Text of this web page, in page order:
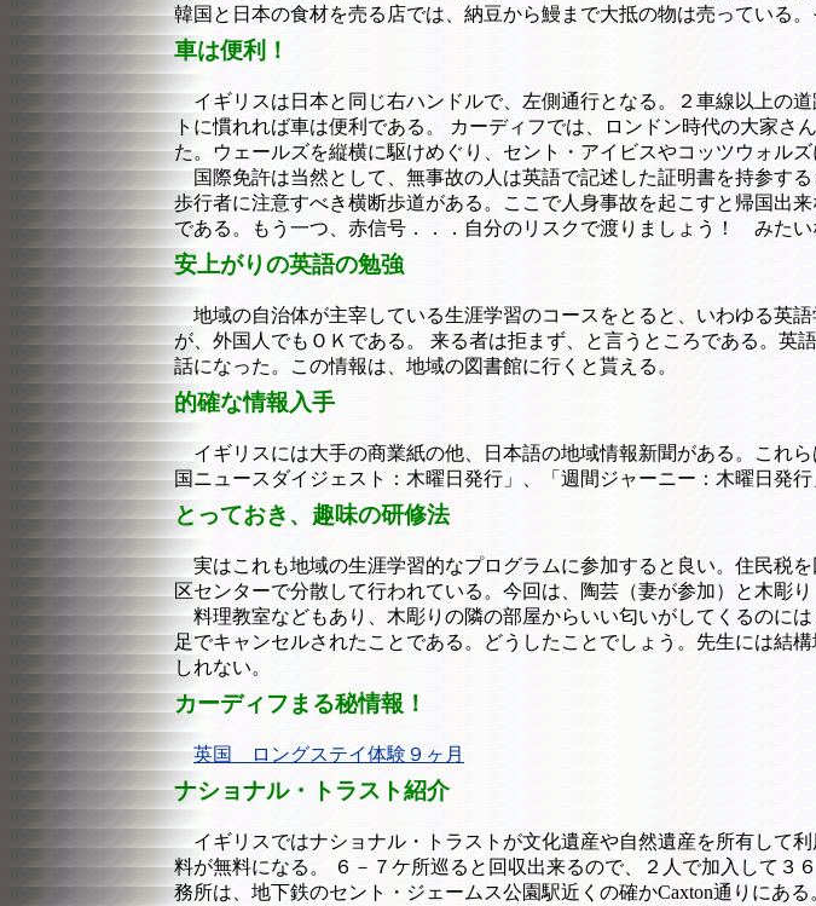
韓国と日本の食材を売る店では、納豆から鰻まで大抵の物は売っている
車は便利！
イギリスは日本と同じ右ハンドルで、左側通行となる。２車線以上の
トに慣れれば車は便利である。 カーディフでは、ロンドン時代の大家
た。ウェールズを縦横に駆けめぐり、セント・アイビスやコッツウォル
国際免許は当然として、無事故の人は英語で記述した証明書を持参する
歩行者に注意すべき横断歩道がある。ここで人身事故を起こすと帰国出
である。もう一つ、赤信号．．．自分のリスクで渡りましょう！ みたい
安上がりの英語の勉強
地域の自治体が主宰している生涯学習のコースをとると、いわゆる英
が、外国人でもＯＫである。 来る者は拒まず、と言うところである。
話になった。この情報は、地域の図書館に行くと貰える。
的確な情報入手
イギリスには大手の商業紙の他、日本語の地域情報新聞がある。これ
国ニュースダイジェスト：木曜日発行」、「週間ジャーニー：木曜日発
とっておき、趣味の研修法
実はこれも地域の生涯学習的なプログラムに参加すると良い。住民税
区センターで分散して行われている。今回は、陶芸（妻が参加）と木彫
料理教室などもあり、木彫りの隣の部屋からいい匂いがしてくるのに
足でキャンセルされたことである。どうしたことでしょう。先生には結
しれない。
カーディフまる秘情報！
英国 ロングステイ体験９ヶ月
ナショナル・トラスト紹介
イギリスではナショナル・トラストが文化遺産や自然遺産を所有して
料が無料になる。 ６－７ケ所巡ると回収出来るので、２人で加入して
務所は、地下鉄のセント・ジェームス公園駅近くの確かCaxton通りにある